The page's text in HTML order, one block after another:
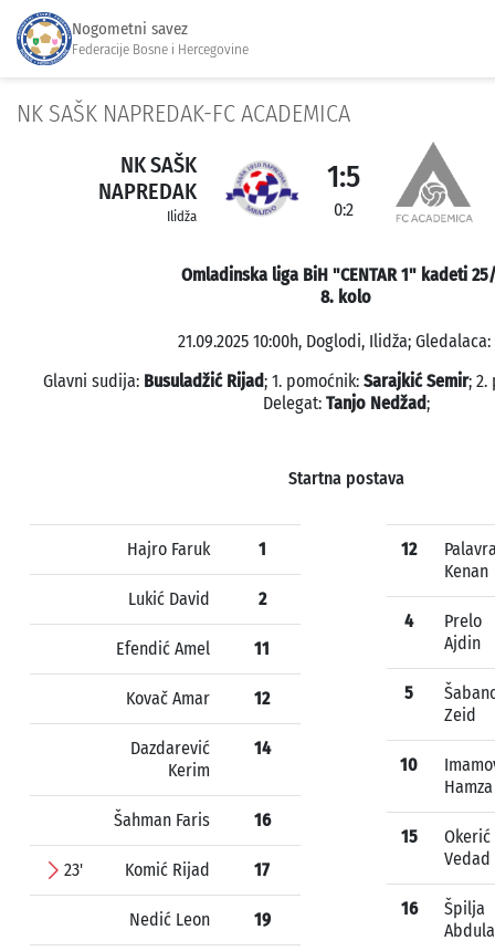
Nogometni savez
Federacije Bosne i Hercegovine
NK SAŠK NAPREDAK-FC ACADEMICA
NK SAŠK
NAPREDAK
Ilidža
1:5
0:2
Omladinska liga BiH "CENTAR 1" kadeti
8. kolo
21.09.2025 10:00h, Doglodi, Ilidža; Gledalaca:
Glavni sudija: Busuladžić Rijad; 1. pomoćnik: Sarajkić Semir; 2.
Delegat: Tanjo Nedžad;
Startna postava
Hajro Faruk 1
Lukić David 2
Efendić Amel 11
Kovač Amar 12
Dazdarević
Kerim
14
Šahman Faris 16
23' Komić Rijad 17
Nedić Leon 19
12
Kenan
4
Prelo
Ajdin
5
Zeid
10
Hamza
15
Okerić
Vedad
16
Špilja